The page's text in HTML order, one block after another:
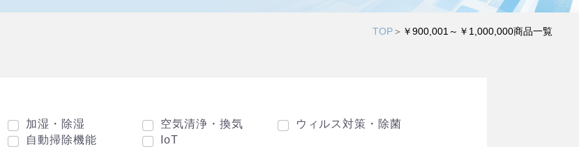
TOP＞ ￥900,001～￥1,000,000商品一覧
加湿・除湿 空気清浄・換気
ウィルス対策・除菌
自動掃除機能 IoT